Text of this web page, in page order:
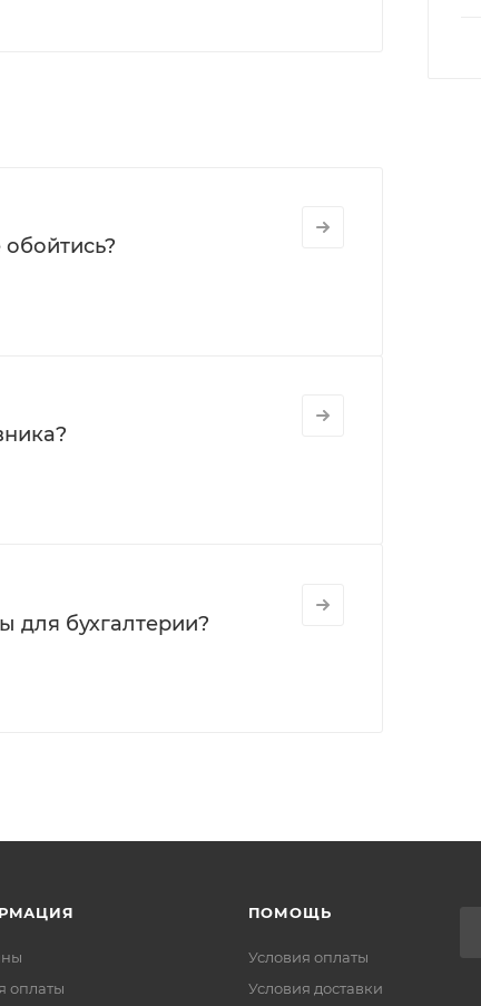
для бухгалтерии?
оплаты
ПОМОЩЬ
Условия оплаты
Условия доставки